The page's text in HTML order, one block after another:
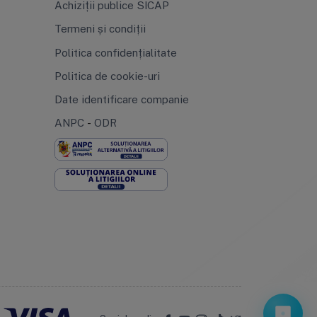
Achiziții publice SICAP
Termeni și condiții
Politica confidențialitate
Politica de cookie-uri
Date identificare companie
ANPC - ODR